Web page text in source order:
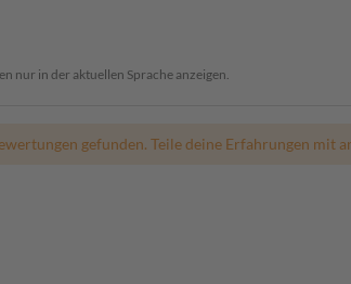
nur in der aktuellen Sprache anzeigen.
gefunden. Teile deine Erfahrungen mit